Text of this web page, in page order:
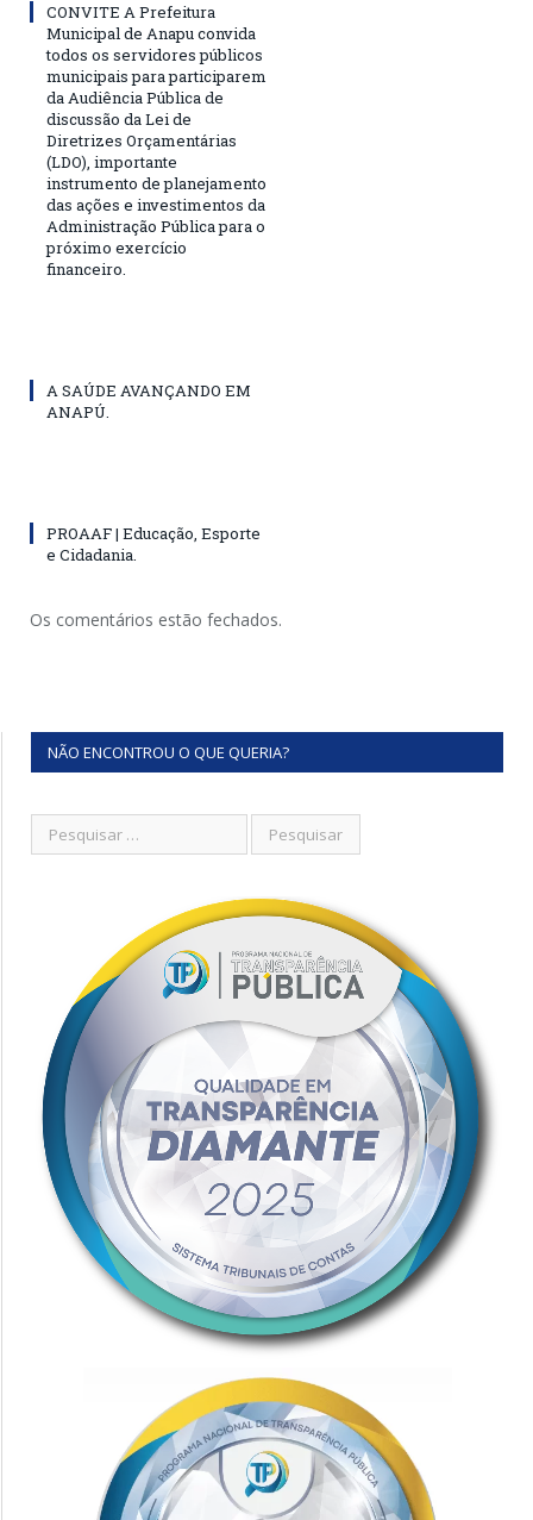
CONVITE A Prefeitura
Municipal de Anapu convida
todos os servidores públicos
municipais para participarem
da Audiência Pública de
discussão da Lei de
Diretrizes Orçamentárias
(LDO), importante
instrumento de planejamento
das ações e investimentos da
Administração Pública para o
próximo exercício
financeiro.
A SAÚDE AVANÇANDO EM
ANAPÚ.
PROAAF | Educação, Esporte
e Cidadania.
Os comentários estão fechados.
NÃO ENCONTROU O QUE QUERIA?